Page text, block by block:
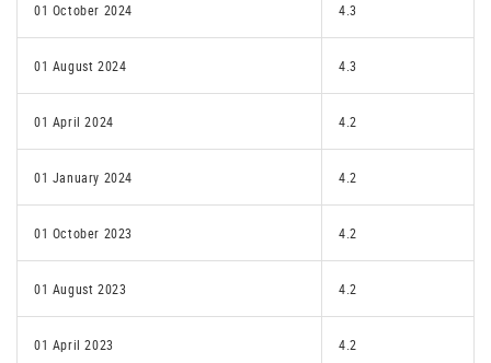
01 October 2024 4.3
01 August 2024 4.3
01 April 2024 4.2
01 January 2024 4.2
01 October 2023 4.2
01 August 2023 4.2
01 April 2023 4.2